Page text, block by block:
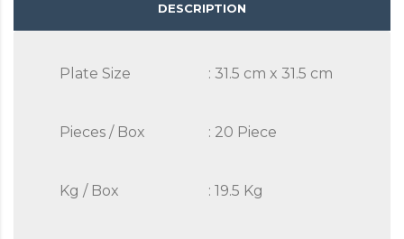
DESCRIPTION
Plate Size : 31.5 cm x 31.5 cm
Pieces / Box : 20 Piece
Kg / Box : 19.5 Kg